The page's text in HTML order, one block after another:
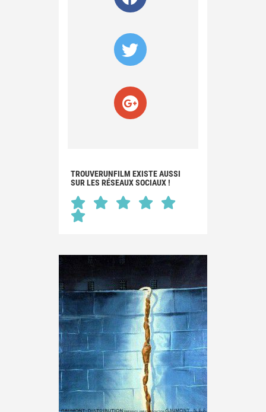
TROUVERUNFILM EXISTE AUSSI
SUR LES RÉSEAUX SOCIAUX !